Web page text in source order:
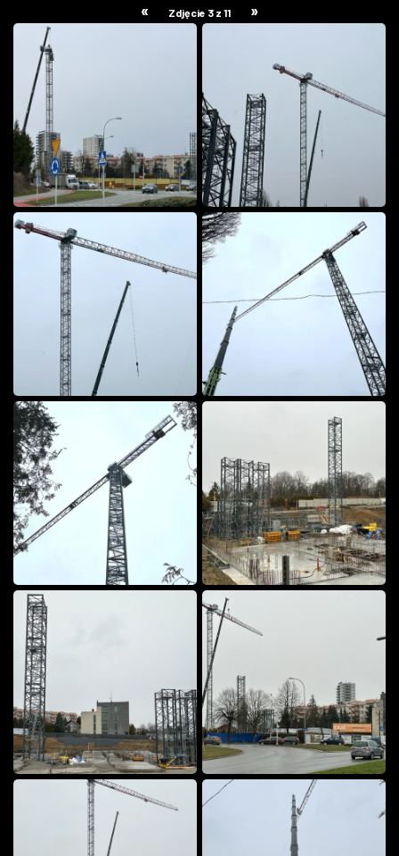
« Zdjęcie 3 z 11 »